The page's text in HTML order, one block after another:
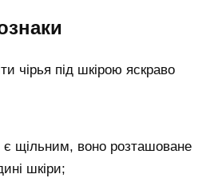
чірья під шкірою яскраво
є щільним, воно розташоване
шкіри;